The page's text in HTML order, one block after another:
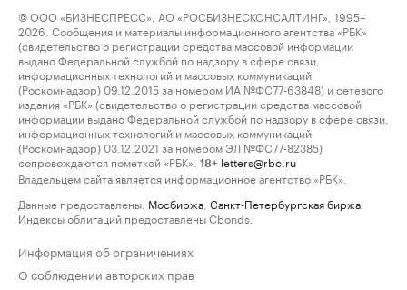
© ООО «БИЗНЕСПРЕСС», АО «РОСБИЗНЕСКОНСАЛТИНГ», 1995–
2026. Сообщения и материалы информационного агентства «РБК»
(свидетельство о регистрации средства массовой информации
выдано Федеральной службой по надзору в сфере связи,
информационных технологий и массовых коммуникаций
(Роскомнадзор) 09.12.2015 за номером ИА №ФС77-63848) и сетевого
издания «РБК» (свидетельство о регистрации средства массовой
информации выдано Федеральной службой по надзору в сфере связи,
информационных технологий и массовых коммуникаций
(Роскомнадзор) 03.12.2021 за номером ЭЛ №ФС77-82385)
сопровождаются пометкой «РБК».
18+ letters@rbc.ru
Владельцем сайта является информационное агентство «РБК».
Данные предоставлены: Мосбиржа Санкт-Петербургская биржа
Индексы облигаций предоставлены Cbonds.
Информация об ограничениях
О соблюдении авторских прав